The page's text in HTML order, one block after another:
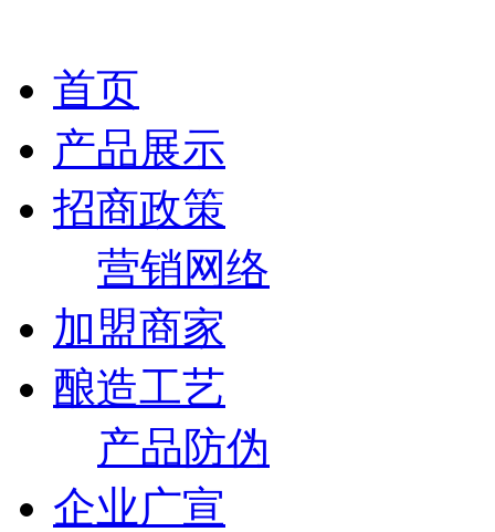
首页
产品展示
招商政策
营销网络
加盟商家
酿造工艺
产品防伪
企业广宣